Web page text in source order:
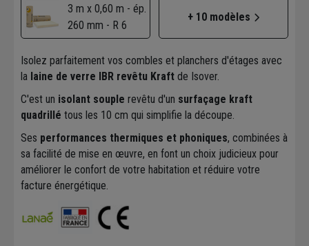
3 m x 0,60 m - ép.
260 mm - R 6
+ 10 modèles
Isolez parfaitement vos combles et planchers d'étages avec
la laine de verre IBR revêtu Kraft de Isover.
C'est un isolant souple revêtu d'un surfaçage kraft
quadrillé tous les 10 cm qui simplifie la découpe.
Ses performances thermiques et phoniques, combinées à
sa facilité de mise en œuvre, en font un choix judicieux pour
améliorer le confort de votre habitation et réduire votre
facture énergétique.